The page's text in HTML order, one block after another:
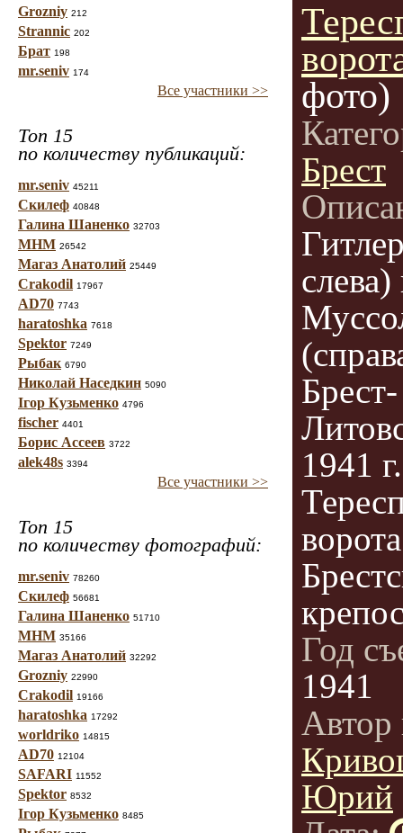
Grozniy 212
Strannic 202
Брат 198
mr.seniv 174
Все участники >>
Топ 15
по количеству публикаций:
mr.seniv 45211
Скилеф 40848
Галина Шаненко 32703
МНМ 26542
Магаз Анатолий 25449
Crakodil 17967
AD70 7743
haratoshka 7618
Spektor 7249
Рыбак 6790
Николай Наседкин 5090
Ігор Кузьменко 4796
fischer 4401
Борис Ассеев 3722
alek48s 3394
Все участники >>
Топ 15
по количеству фотографий:
mr.seniv 78260
Скилеф 56681
Галина Шаненко 51710
МНМ 35166
Магаз Анатолий 32292
Grozniy 22990
Crakodil 19166
haratoshka 17292
worldriko 14815
AD70 12104
SAFARI 11552
Spektor 8532
Ігор Кузьменко 8485
фото)
Брест
слева)
Брест-
1941
ворота
Год
1941
Автор
Юрий